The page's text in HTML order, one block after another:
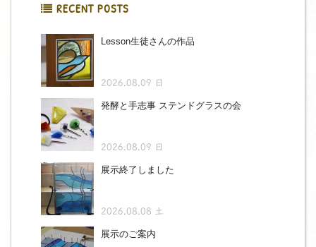
RECENT POSTS
Lesson生徒さんの作品
2026.08.09 日
発酵と手志事 ステンドグラスの会
2026.08.09 日
展示終了しました
2026.08.08 土
展示のご案内